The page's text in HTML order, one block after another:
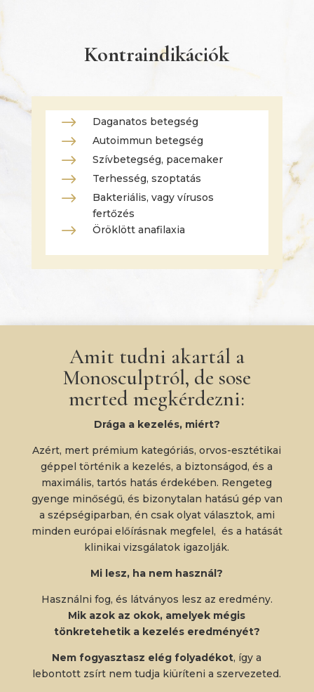
Kontraindikációk
$ Daganatos betegség
$ Autoimmun betegség
$ Szívbetegség, pacemaker
$ Terhesség, szoptatás
$
Bakteriális, vagy vírusos
fertőzés
$ Öröklött anafilaxia
Amit tudni akartál a
Monosculptról, de sose
merted megkérdezni:
Drága a kezelés, miért?
Azért, mert prémium kategóriás, orvos-esztétikai
géppel történik a kezelés, a biztonságod, és a
maximális, tartós hatás érdekében. Rengeteg
gyenge minőségű, és bizonytalan hatású gép van
a szépségiparban, én csak olyat választok, ami
minden európai előírásnak megfelel, és a hatását
klinikai vizsgálatok igazolják.
Mi lesz, ha nem használ?
Használni fog, és látványos lesz az eredmény.
Mik azok az okok, amelyek mégis
tönkretehetik a kezelés eredményét?
Nem fogyasztasz elég folyadékot, így a
lebontott zsírt nem tudja kiüríteni a szervezeted.